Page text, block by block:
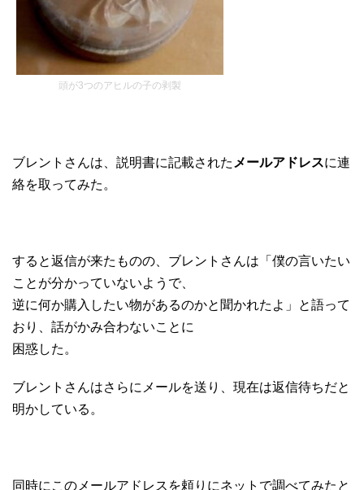
頭が3つのアヒルの子の剥製
ブレントさんは、説明書に記載された メールアドレスに連
絡を取ってみた。
すると返信が来たものの、ブレントさんは「僕の言いたい
ことが分かっていないようで、
逆に何か購入したい物があるのかと聞かれたよ」と語って
おり、話がかみ合わないことに
困惑した。
ブレントさんはさらにメールを送り、現在は返信待ちだと
明かしている。
同時にこのメールアドレスを頼りにネットで調べてみたと